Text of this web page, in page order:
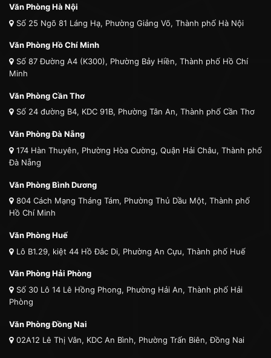
Văn Phòng Hà Nội
Số 25 Ngõ 81 Láng Hạ, Phường Giảng Võ, Thành phố Hà Nội
Văn Phòng Hồ Chí Minh
Số 87 Đường A4 (K300), Phường Bảy Hiền, Thành phố Hồ Chí
Minh
Văn Phòng Cần Thơ
Số 24 đường B4, KDC 91B, Phường Tân An, Thành phố Cần Thơ
Văn Phòng Đà Nẵng
174 Hàn Thuyên, Phường Hòa Cường, Quận Hải Châu, Thành phố
Đà Nẵng
Văn Phòng Bình Dương
804 Cách Mạng Tháng Tám, Phường Thủ Dầu Một, Thành phố
Hồ Chí Minh
Văn Phòng Huế
Lô B1.29, kiệt 44 Hồ Đắc Di, Phường An Cựu, Thành phố Huế
Văn Phòng Hải Phòng
Số 30 Lô 14 Lê Hồng Phong, Phường Hải An, Thành phố Hải
Phòng
Văn Phòng Đồng Nai
02A12 Lê Thị Vân, KDC An Bình, Phường Trấn Biên, Đồng Nai